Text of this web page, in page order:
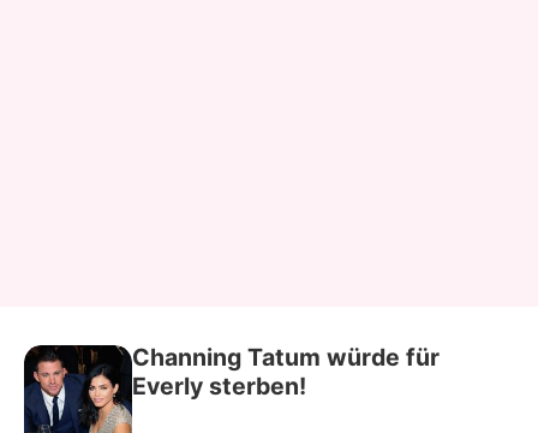
Channing Tatum würde für
Everly sterben!